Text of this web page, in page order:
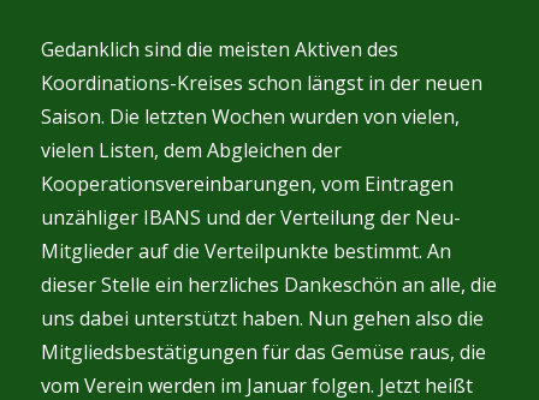
Gedanklich sind die meisten Aktiven des
Koordinations-Kreises schon längst in der neuen
Saison. Die letzten Wochen wurden von vielen,
vielen Listen, dem Abgleichen der
Kooperationsvereinbarungen, vom Eintragen
unzähliger IBANS und der Verteilung der Neu-
Mitglieder auf die Verteilpunkte bestimmt. An
dieser Stelle ein herzliches Dankeschön an alle, die
uns dabei unterstützt haben. Nun gehen also die
Mitgliedsbestätigungen für das Gemüse raus, die
vom Verein werden im Januar folgen. Jetzt heißt